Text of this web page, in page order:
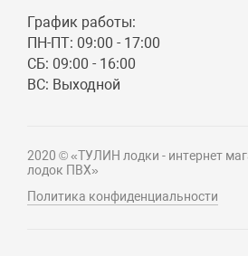
График работы:
ПН-ПТ: 09:00 - 17:00
СБ: 09:00 - 16:00
ВС: Выходной
2020 © «ТУЛИН лодки - интернет
лодок ПВХ»
Политика конфиденциальности